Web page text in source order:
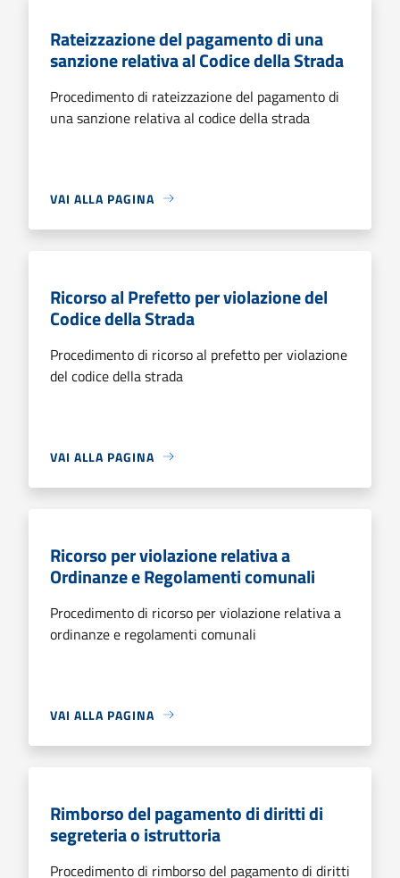
Rateizzazione del pagamento di una
sanzione relativa al Codice della Strada
Procedimento di rateizzazione del pagamento di
una sanzione relativa al codice della strada
VAI ALLA PAGINA
Ricorso al Prefetto per violazione del
Codice della Strada
Procedimento di ricorso al prefetto per violazione
del codice della strada
VAI ALLA PAGINA
Ricorso per violazione relativa a
Ordinanze e Regolamenti comunali
Procedimento di ricorso per violazione relativa a
ordinanze e regolamenti comunali
VAI ALLA PAGINA
Rimborso del pagamento di diritti di
segreteria o istruttoria
Procedimento di rimborso del pagamento di diritti